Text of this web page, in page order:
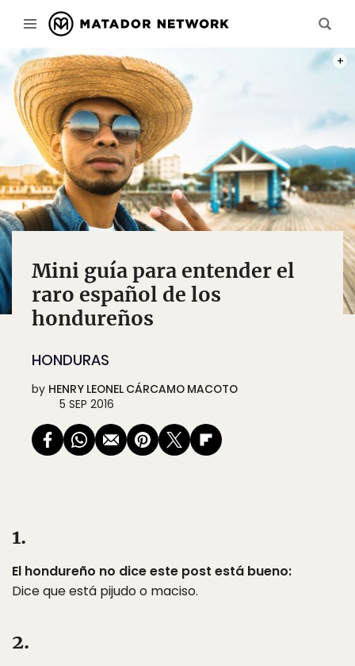
Mini guía para entender el
raro español de los
hondureños
HONDURAS
by HENRY LEONEL CÁRCAMO MACOTO
5 SEP 2016
1.
El hondureño no dice este post está bueno:
Dice que está pijudo o maciso.
2.